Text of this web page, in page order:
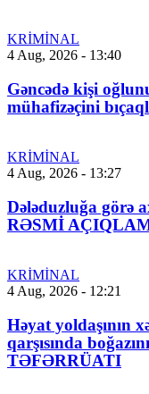
KRİMİNAL
4 Aug, 2026 - 13:40
Gəncədə kişi
mühafizəçini
KRİMİNAL
4 Aug, 2026 - 13:27
Dələduzluğa görə
RƏSMİ
KRİMİNAL
4 Aug, 2026 - 12:21
Həyat yoldaşının
qarşısında
TƏFƏRRÜATI